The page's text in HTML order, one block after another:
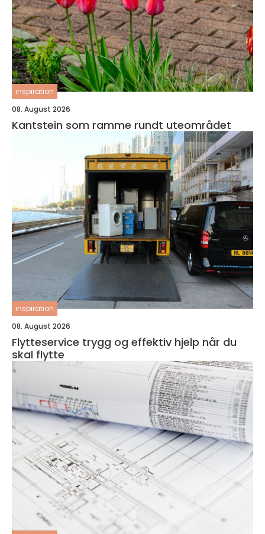
inspiration
08. August 2026
Kantstein som ramme rundt uteområdet
inspiration
08. August 2026
Flytteservice trygg og effektiv hjelp når du
skal flytte